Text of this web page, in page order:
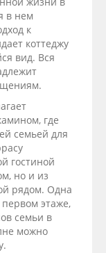
в нем
к
коттеджу
вид. Вся
где
семьей для
гостиной
но и из
рядом. Одна
этаже,
семьи в
можно